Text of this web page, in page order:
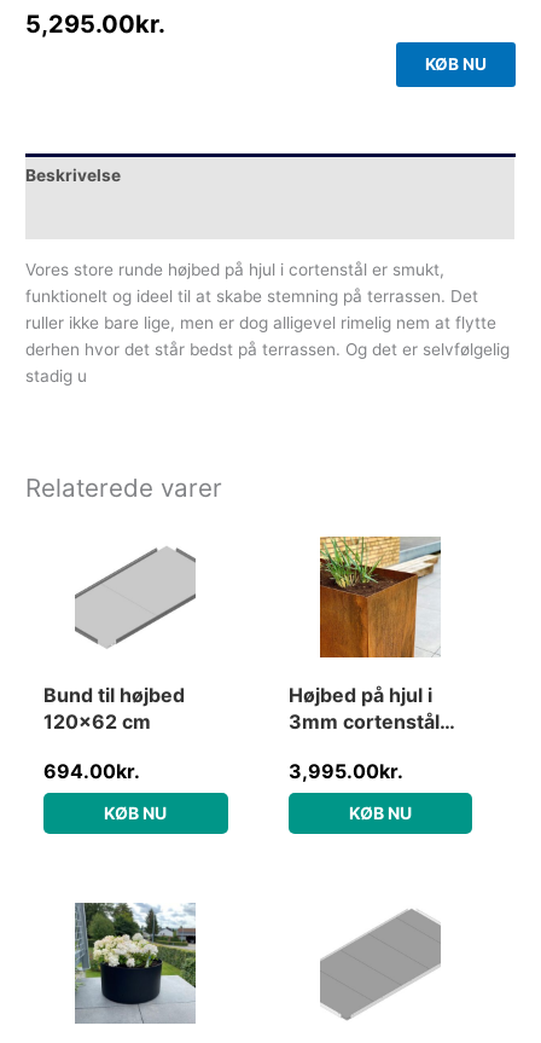
5,295.00kr.
KØB NU
Beskrivelse
Vores store runde højbed på hjul i cortenstål er smukt,
funktionelt og ideel til at skabe stemning på terrassen. Det
ruller ikke bare lige, men er dog alligevel rimelig nem at flytte
derhen hvor det står bedst på terrassen. Og det er selvfølgelig
stadig u
Relaterede varer
Bund til højbed
120×62 cm
694.00kr.
KØB NU
Højbed på hjul i
3mm cortenstål
x L100
3,995.00kr.
KØB NU